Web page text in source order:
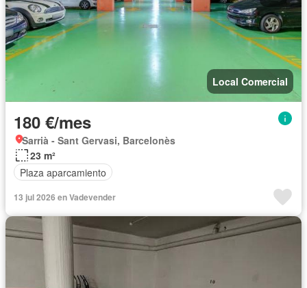
Local Comercial
180 €/mes
Sarrià - Sant Gervasi, Barcelonès
23 m²
Plaza aparcamiento
13 jul 2026 en Vadevender